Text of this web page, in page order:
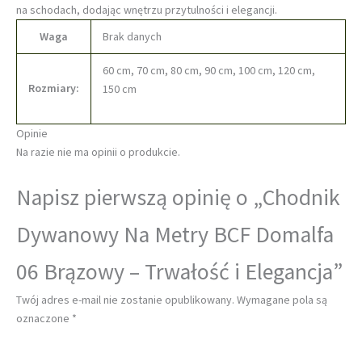
na schodach, dodając wnętrzu przytulności i elegancji.
Waga
Brak danych
Rozmiary:
60 cm, 70 cm, 80 cm, 90 cm, 100 cm, 120 cm,
150 cm
Opinie
Na razie nie ma opinii o produkcie.
Napisz pierwszą opinię o „Chodnik
Dywanowy Na Metry BCF Domalfa
06 Brązowy – Trwałość i Elegancja”
Twój adres e-mail nie zostanie opublikowany. Wymagane pola są
oznaczone *